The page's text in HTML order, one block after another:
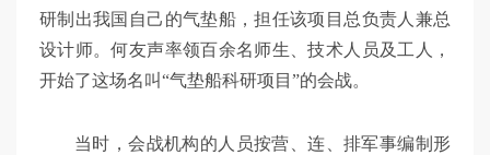
研制出我国自己的气垫船，担任该项目总负责人兼总
设计师。何友声率领百余名师生、技术人员及工人，
开始了这场名叫“气垫船科研项目”的会战。
当时，会战机构的人员按营、连、排军事编制形